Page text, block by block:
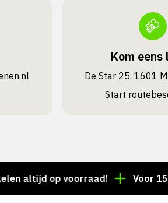
Kom eens
De Star 25, 1601
Start
op voorraad! Voor 15:00